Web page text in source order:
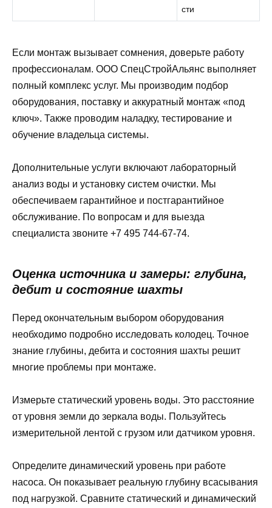
сти
Если монтаж вызывает сомнения, доверьте работу
профессионалам. ООО СпецСтройАльянс выполняет
полный комплекс услуг. Мы производим подбор
оборудования, поставку и аккуратный монтаж «под
ключ». Также проводим наладку, тестирование и
обучение владельца системы.
Дополнительные услуги включают лабораторный
анализ воды и установку систем очистки. Мы
обеспечиваем гарантийное и постгарантийное
обслуживание. По вопросам и для выезда
специалиста звоните +7 495 744-67-74.
Оценка источника и замеры: глубина,
дебит и состояние шахты
Перед окончательным выбором оборудования
необходимо подробно исследовать колодец. Точное
знание глубины, дебита и состояния шахты решит
многие проблемы при монтаже.
Измерьте статический уровень воды. Это расстояние
от уровня земли до зеркала воды. Пользуйтесь
измерительной лентой с грузом или датчиком уровня.
Определите динамический уровень при работе
насоса. Он показывает реальную глубину всасывания
под нагрузкой. Сравните статический и динамический